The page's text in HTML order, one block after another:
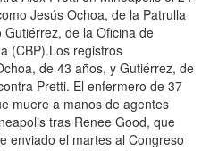
Jesús Ochoa, de la Patrulla
de la Oficina de
(CBP).Los registros
de 43 años, y Gutiérrez, de
Pretti. El enfermero de 37
muere a manos de agentes
tras Renee Good, que
enviado el martes al Congreso